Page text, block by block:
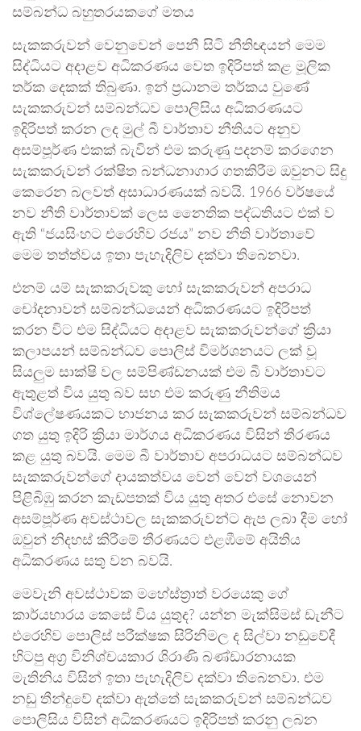
සම්බන්ධ බහුතරයකගේ මතය
සැකකරුවන් වෙනුවෙන් පෙනී සිටි නීතිඥයන් මෙම
සිද්ධියට අදාළව අධිකරණය වෙත ඉදිරිපත් කළ මූලික
තර්ක දෙකක් තිබුණා. ඉන් ප්‍රධානම තර්කය වුණේ
සැකකරුවන් සම්බන්ධව පොලිසිය අධිකරණයට
ඉදිරිපත් කරන ලද මුල් බී වාර්තාව නීතියට අනුව
අසම්පූර්ණ එකක් බැවින් එම කරුණු පදනම් කරගෙන
සැකකරුවන් රක්ෂිත බන්ධනාගාර ගතකිරීම ඔවුනට සිදු
කෙරෙන බලවත් අසාධාරණයක් බවයි. 1966 වර්ෂයේ
නව නීති වාර්තාවක් ලෙස නෛතික පද්ධතියට එක් ව
ඇති “ජයසිංහට එරෙහිව රජය” නව නීති වාර්තාවේ
මෙම තත්ත්වය ඉතා පැහැදිලිව දක්වා තිබෙනවා.
එනම් යම් සැකකරුවකු හෝ සැකකරුවන් අපරාධ
චෝදනාවන් සම්බන්ධයෙන් අධිකරණයට ඉදිරිපත්
කරන විට එම සිද්ධියට අදාළව සැකකරුවන්ගේ ක්‍රියා
කලාපයන් සම්බන්ධව පොලිස් විමර්ශනයට ලක් වූ
සියලුම සාක්ෂි වල සම්පිණ්ඩනයක් එම බී වාර්තාවට
ඇතුළත් විය යුතු බව සහ එම කරුණු නීතිමය
විශ්ලේෂණයකට භාජනය කර සැකකරුවන් සම්බන්ධව
ගත යුතු ඉදිරි ක්‍රියා මාර්ගය අධිකරණය විසින් තීරණය
කළ යුතු බවයි. මෙම බී වාර්තාව අපරාධයට සම්බන්ධව
සැකකරුවන්ගේ දායකත්වය වෙන් වෙන් වශයෙන්
පිළිබිඹු කරන කැඩපතක් විය යුතු අතර එසේ නොවන
අසම්පූර්ණ අවස්ථාවල සැකකරුවන්ට ඇප ලබා දීම හෝ
ඔවුන් නිදහස් කිරීමේ තීරණයට එළඹීමේ අයිතිය
අධිකරණය සතු වන බවයි.
මෙවැනි අවස්ථාවක මහේස්ත්‍රාත් වරයෙකු ගේ
කාර්යභාරය කෙසේ විය යුතුද? යන්න මැක්සිමස් ඩැනීට
එරෙහිව පොලිස් පරීක්ෂක සිරිනිමල ද සිල්වා නඩුවේදී
හිටපු අග්‍ර විනිශ්චයකාර ශිරාණි බණ්ඩාරනායක
මැතිනිය විසින් ඉතා පැහැදිලිව දක්වා තිබෙනවා. එම
නඩු තීන්දුවේ දක්වා ඇත්තේ සැකකරුවන් සම්බන්ධව
පොලිසිය විසින් අධිකරණයට ඉදිරිපත් කරනු ලබන